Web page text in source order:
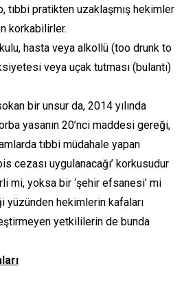
tıbbi pratikten uzaklaşmış hekimler
korkabilirler.
hasta veya alkollü (too drunk to
veya uçak tutması (bulantı)
bir unsur da, 2014 yılında
yasanın 20’nci maddesi gereği,
tıbbi müdahale yapan
cezası uygulanacağı’ korkusudur
mi, yoksa bir ‘şehir efsanesi’ mi
yüzünden hekimlerin kafaları
yetkililerin de bunda